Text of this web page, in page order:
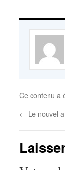
Ce contenu a
← Le nouvel